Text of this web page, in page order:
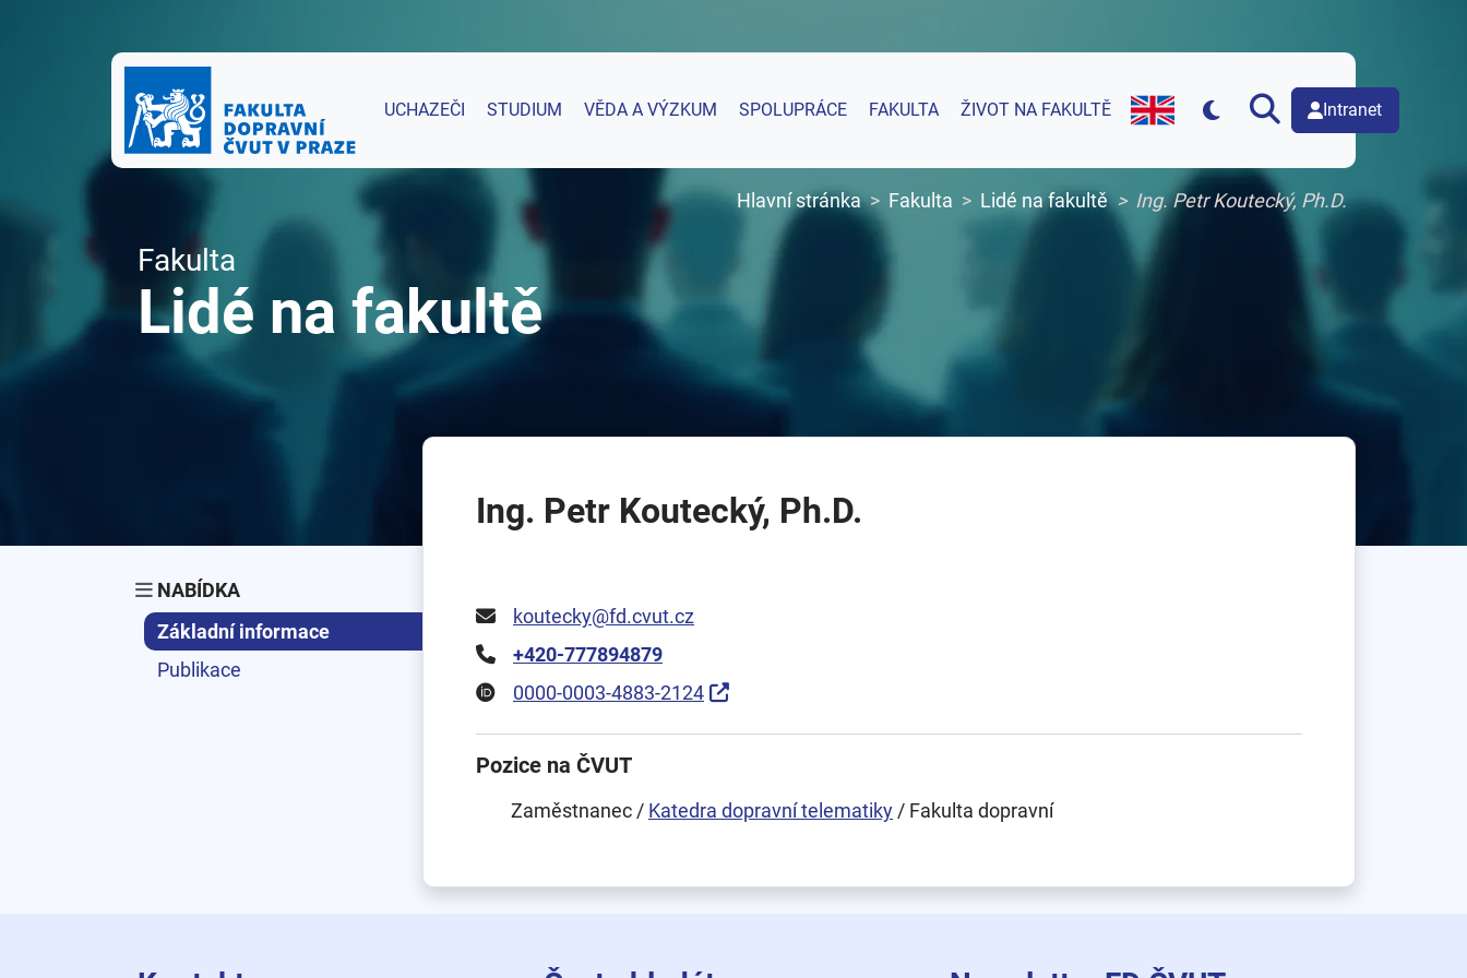
UCHAZEČI STUDIUM VĚDA A VÝZKUM SPOLUPRÁCE FAKULTA ŽIVOT NA FAKULTĚ
English version of web page
Intranet
Hlavní stránka Fakulta Lidé na fakultě Ing. Petr Koutecký, Ph.D.
Fakulta
Lidé na fakultě
NABÍDKA
Základní informace
Publikace
Ing. Petr Koutecký, Ph.D.
koutecky@fd.cvut.cz
+420-777894879
0000-0003-4883-2124
Pozice na ČVUT
Zaměstnanec / Katedra dopravní telematiky / Fakulta dopravní